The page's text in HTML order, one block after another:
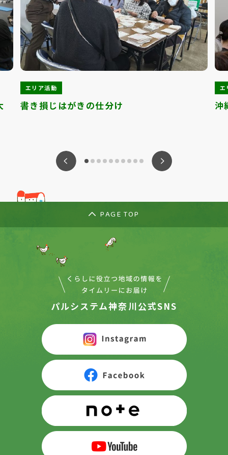
エリア活動
書き損じはがきの仕分け
エ
沖
PAGE TOP
パルシステム神奈川公式SNS